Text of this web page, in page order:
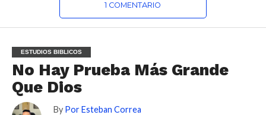
1 COMENTARIO
ESTUDIOS BIBLICOS
No Hay Prueba Más Grande
Que Dios
By Por Esteban Correa